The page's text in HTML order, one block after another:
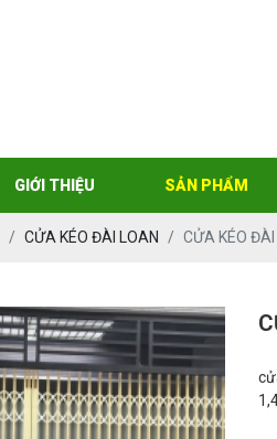
GIỚI THIỆU SẢN PHẨM
CỬA KÉO ĐÀI LOAN CỬA KÉO